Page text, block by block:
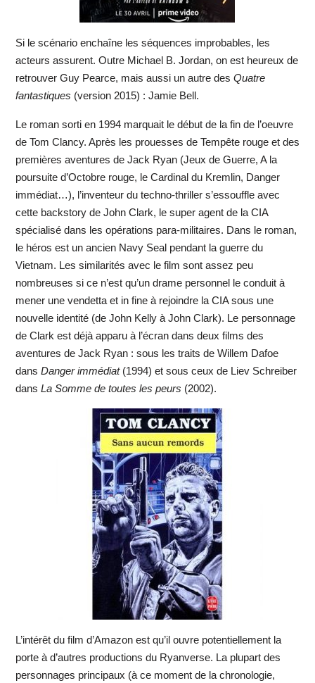
Si le scénario enchaîne les séquences improbables, les
acteurs assurent. Outre Michael B. Jordan, on est heureux de
retrouver Guy Pearce, mais aussi un autre des Quatre
fantastiques (version 2015) : Jamie Bell.
Le roman sorti en 1994 marquait le début de la fin de l’oeuvre
de Tom Clancy. Après les prouesses de Tempête rouge et des
premières aventures de Jack Ryan (Jeux de Guerre, A la
poursuite d’Octobre rouge, le Cardinal du Kremlin, Danger
immédiat…), l’inventeur du techno-thriller s’essouffle avec
cette backstory de John Clark, le super agent de la CIA
spécialisé dans les opérations para-militaires. Dans le roman,
le héros est un ancien Navy Seal pendant la guerre du
Vietnam. Les similarités avec le film sont assez peu
nombreuses si ce n’est qu’un drame personnel le conduit à
mener une vendetta et in fine à rejoindre la CIA sous une
nouvelle identité (de John Kelly à John Clark). Le personnage
de Clark est déjà apparu à l’écran dans deux films des
aventures de Jack Ryan : sous les traits de Willem Dafoe
dans Danger immédiat(1994) et sous ceux de Liev Schreiber
dans La Somme de toutes les peurs (2002).
L’intérêt du film d’Amazon est qu’il ouvre potentiellement la
porte à d’autres productions du Ryanverse. La plupart des
personnages principaux (à ce moment de la chronologie,